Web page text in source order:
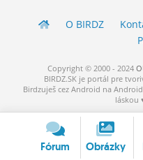
O BIRDZ
Copyright © 2000 - 2024
BIRDZ.SK je portál pre
Birdzuješ cez Android na
láskou
Fórum Obrázky